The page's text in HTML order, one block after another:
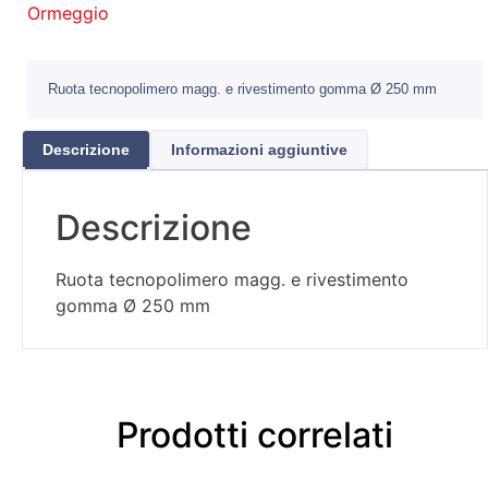
Ormeggio
Ruota tecnopolimero magg. e rivestimento gomma Ø 250 mm
Descrizione Informazioni aggiuntive
Descrizione
Ruota tecnopolimero magg. e rivestimento
gomma Ø 250 mm
Prodotti correlati